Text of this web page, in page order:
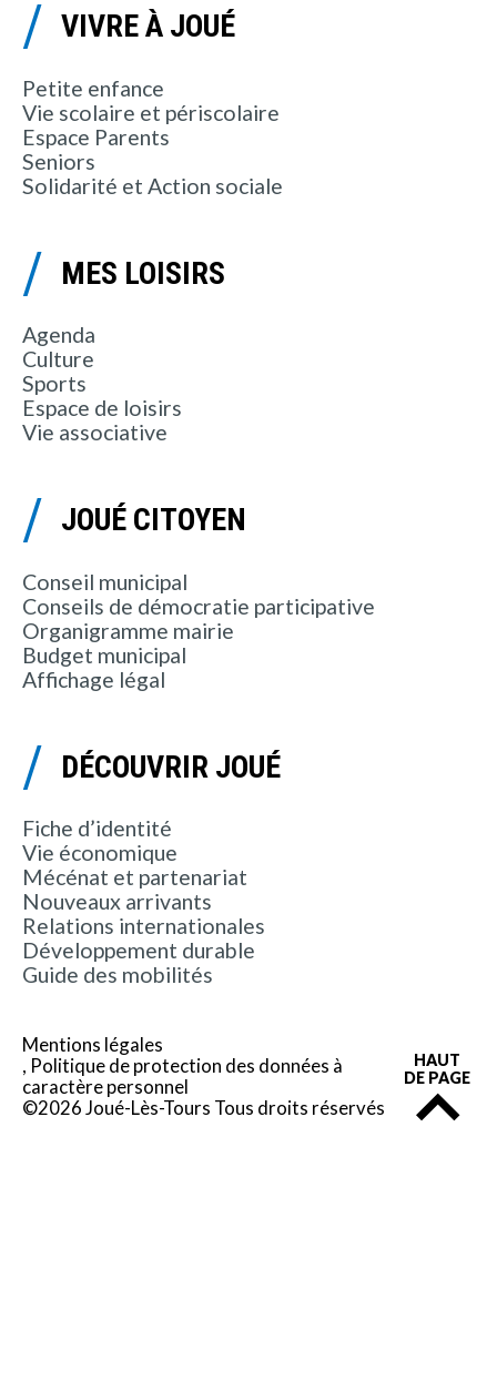
VIVRE À JOUÉ
Petite enfance
Vie scolaire et périscolaire
Espace Parents
Seniors
Solidarité et Action sociale
MES LOISIRS
Agenda
Culture
Sports
Espace de loisirs
Vie associative
JOUÉ CITOYEN
Conseil municipal
Conseils de démocratie participative
Organigramme mairie
Budget municipal
Affichage légal
DÉCOUVRIR JOUÉ
Fiche d’identité
Vie économique
Mécénat et partenariat
Nouveaux arrivants
Relations internationales
Développement durable
Guide des mobilités
Mentions légales
Politique de protection des données à
caractère personnel
©2026 Joué-Lès-Tours Tous droits réservés
HAUT
DE PAGE